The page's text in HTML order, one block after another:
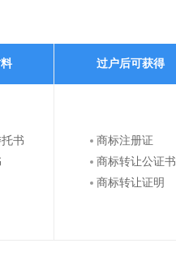
过户后可获得
书
商标注册证
商标转让公证书
商标转让证明